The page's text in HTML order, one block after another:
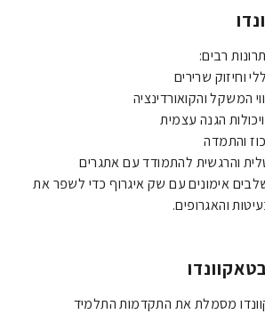
רבים:
אימונים עם שק איגרוף כדי לשפר את
והאגרופים.
מסמלת את התקדמות התלמיד